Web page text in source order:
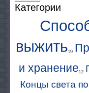
Категории
выжить19
и хранение12
Концы света